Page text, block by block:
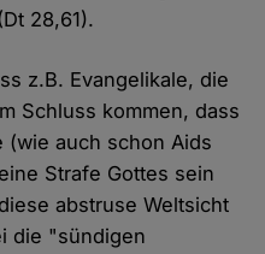
28,61).
z.B. Evangelikale, die
Schluss kommen, dass
(wie auch schon Aids
Strafe Gottes sein
abstruse Weltsicht
die "sündigen